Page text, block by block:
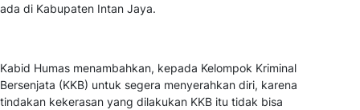
ada di Kabupaten Intan Jaya.
Kabid Humas menambahkan, kepada Kelompok Kriminal
Bersenjata (KKB) untuk segera menyerahkan diri, karena
tindakan kekerasan yang dilakukan KKB itu tidak bisa